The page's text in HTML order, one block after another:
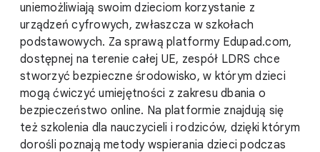
uniemożliwiają swoim dzieciom korzystanie z
urządzeń cyfrowych, zwłaszcza w szkołach
podstawowych. Za sprawą platformy Edupad.com,
dostępnej na terenie całej UE, zespół LDRS chce
stworzyć bezpieczne środowisko, w którym dzieci
mogą ćwiczyć umiejętności z zakresu dbania o
bezpieczeństwo online. Na platformie znajdują się
też szkolenia dla nauczycieli i rodziców, dzięki którym
dorośli poznają metody wspierania dzieci podczas